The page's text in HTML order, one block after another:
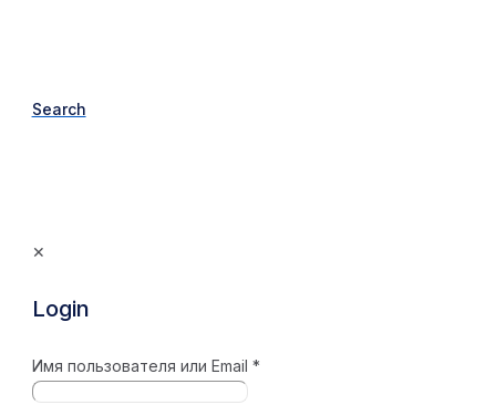
Search
✕
Login
Имя пользователя или Email *